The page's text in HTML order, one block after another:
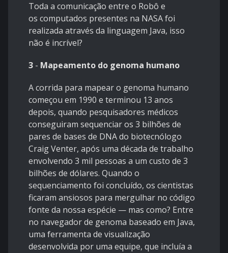
Toda a comunicação entre o Robô e
os computados presentes na NASA foi
realizada através da linguagem Java, isso
não é incrível?
3 - Mapeamento do genoma humano
A corrida para mapear o genoma humano
começou em 1990 e terminou 13 anos
depois, quando pesquisadores médicos
conseguiram sequenciar os 3 bilhões de
pares de bases de DNA do biotecnólogo
Craig Venter, após uma década de trabalho
envolvendo 3 mil pessoas a um custo de 3
bilhões de dólares. Quando o
sequenciamento foi concluído, os cientistas
ficaram ansiosos para mergulhar no código
fonte da nossa espécie — mas como? Entre
no navegador de genoma baseado em Java,
uma ferramenta de visualização
desenvolvida por uma equipe, que incluía a